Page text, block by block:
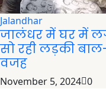
Jalandhar
जालंधर में घर में
सो रही लड़की
वजह
November 5, 2024 0